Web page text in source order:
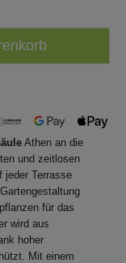
Athen an die
und zeitlosen
jeder Terrasse
für das
wird aus
hoher
Mit einem